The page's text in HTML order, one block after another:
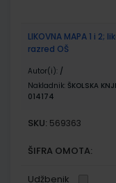
LIKOVNA MAPA 1 i
razred OŠ
Autor(i): /
Nakladnik: ŠKOLSKA
014174
SKU: 569363
ŠIFRA OMOTA:
Udžbenik